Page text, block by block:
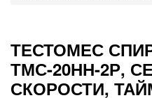
ТЕСТОМЕС
ТМС-20НН-2Р,
СКОРОСТИ,